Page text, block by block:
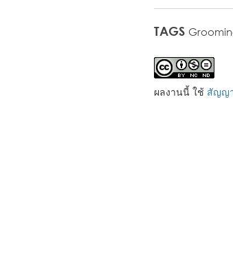
TAGS
ผลงานนี้ ใช้ สัญญา